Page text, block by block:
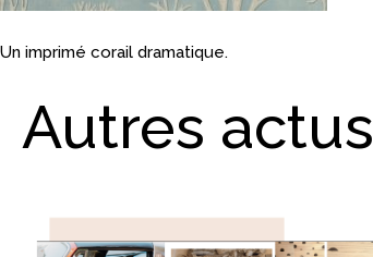
Un imprimé corail dramatique.
Autres actus